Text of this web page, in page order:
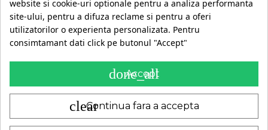
Contul Tau
Contact
website si cookie-uri optionale pentru a analiza performanta
site-ului, pentru a difuza reclame si pentru a oferi
utilizatorilor o experienta personalizata. Pentru
consimtamant dati click pe butonul "Accept"
done_all
Accept
clearContinua fara a accepta